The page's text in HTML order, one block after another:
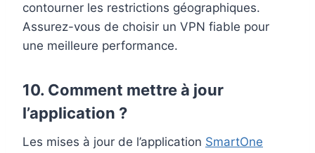
contourner les restrictions géographiques.
Assurez-vous de choisir un VPN fiable pour
une meilleure performance.
10. Comment mettre à jour
l’application ?
Les mises à jour de l’application SmartOne